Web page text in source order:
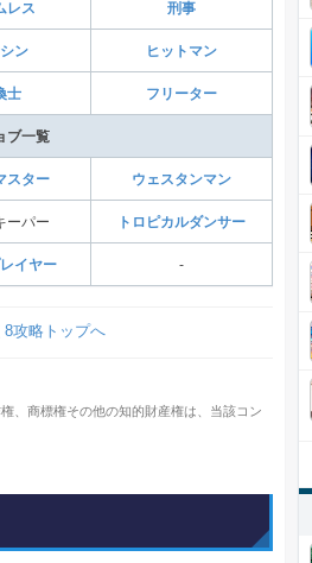
レス 刑事
ン ヒットマン
士 フリーター
ブ一覧
スター ウェスタンマン
ーパー トロピカルダンサー
イヤー ‐
8攻略トップへ
、商標権その他の知的財産権は、当該コン